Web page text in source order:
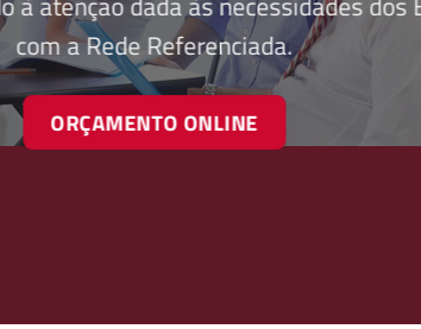
com a Rede Referenciada.
ORÇAMENTO ONLINE